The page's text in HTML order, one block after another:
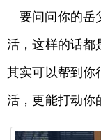
要问问你的岳
活，这样的话都
其实可以帮到你
活，更能打动你